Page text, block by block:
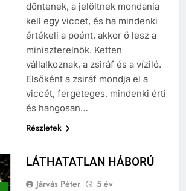
döntenek, a jelöltnek mondania
kell egy viccet, és ha mindenki
értékeli a poént, akkor ő lesz a
miniszterelnök. Ketten
vállalkoznak, a zsiráf és a víziló.
Elsőként a zsiráf mondja el a
viccét, fergeteges, mindenki érti
és hangosan…
Részletek
LÁTHATATLAN HÁBORÚ
Járvás Péter
5 év